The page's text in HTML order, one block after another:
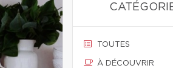
TOUTES
À DÉCOUVRIR